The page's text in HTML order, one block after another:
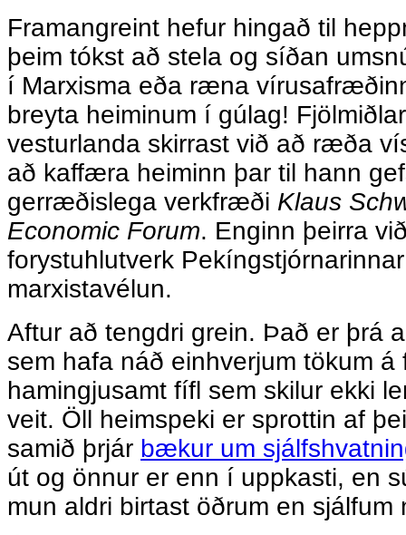
Framangreint hefur hingað til
þeim tókst að stela og síðan
í Marxisma eða ræna
breyta heiminum í gúlag!
vesturlanda skirrast við að ræða
að kaffæra heiminn þar til hann
gerræðislega verkfræði Klaus
Economic Forum. Enginn þeirra
forystuhlutverk
marxistavélun.
Aftur að tengdri grein. Það er þrá
sem hafa náð einhverjum tökum á
hamingjusamt fífl sem skilur ekki
veit. Öll heimspeki er sprottin af
samið þrjár bækur um
út og önnur er enn í uppkasti, en
mun aldri birtast öðrum en sjálfum